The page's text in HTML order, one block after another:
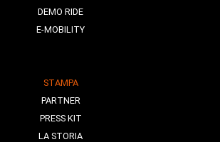
DEMO RIDE
E-MOBILITY
STAMPA
PARTNER
PRESS KIT
LA STORIA